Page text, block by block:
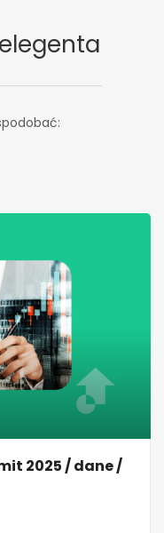
2025 / dane /